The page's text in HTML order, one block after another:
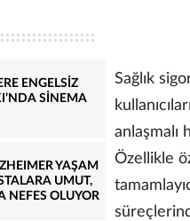
ENGELSİZ
SİNEMA
YAŞAM
UMUT,
NEFES OLUYOR
Sağlık
anlaşmalı
Özellikle